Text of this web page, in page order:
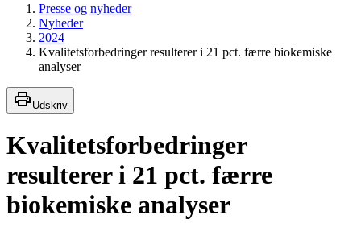
Presse og nyheder
Nyheder
2024
Kvalitetsforbedringer resulterer i 21 pct. færre biokemiske
analyser
Udskriv
Kvalitetsforbedringer
resulterer i 21 pct. færre
biokemiske analyser